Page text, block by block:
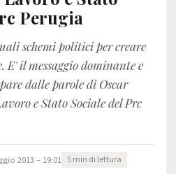
Perugia
schemi politici per creare
E' il messaggio dominante e
dalle parole di Oscar
e Stato Sociale del Prc
2013 – 19:01 5 min di lettura